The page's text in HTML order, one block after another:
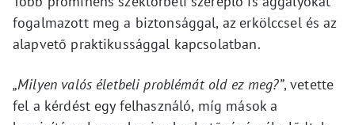
fogalmazott meg a biztonsággal, az erkölccsel és az
alapvető praktikussággal kapcsolatban.
„Milyen valós életbeli problémát old ez meg?”, vetette
fel a kérdést egy felhasználó, míg mások a